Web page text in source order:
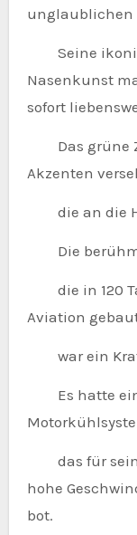
unglaublichen
Seine
Nasenkunst
sofort
Das grüne
Akzenten
die an die
Die
die in 120
Aviation
war ein
Es hatte ein
das für
hohe
bot.